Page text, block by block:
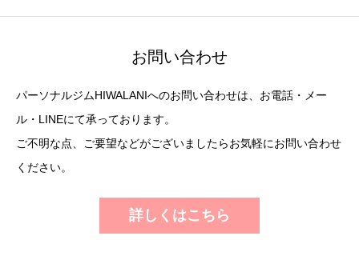
お問い合わせ
パーソナルジムHIWALANIへのお問い合わせは、お電話・メー
ル・LINEにて承っております。
ご不明な点、ご要望などがございましたらお気軽にお問い合わせ
ください。
詳しくはこちら